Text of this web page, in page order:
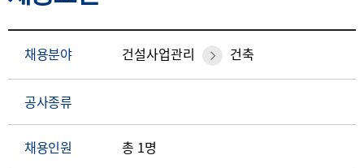
채용분야 건설사업관리 건축
공사종류
채용인원 총 1명